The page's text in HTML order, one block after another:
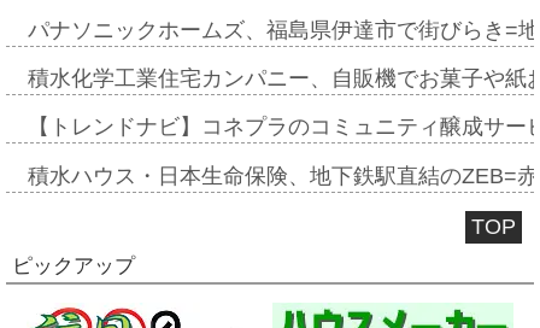
パナソニックホームズ、福島県伊達市で街びらき=
積水化学工業住宅カンパニー、自販機でお菓子や
【トレンドナビ】コネプラのコミュニティ醸成サ
積水ハウス・日本生命保険、地下鉄駅直結のZEB=
TOP
ピックアップ